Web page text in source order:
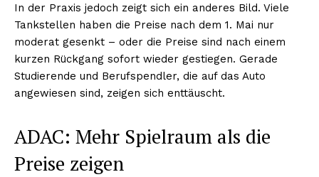
In der Praxis jedoch zeigt sich ein anderes Bild. Viele
Tankstellen haben die Preise nach dem 1. Mai nur
moderat gesenkt – oder die Preise sind nach einem
kurzen Rückgang sofort wieder gestiegen. Gerade
Studierende und Berufspendler, die auf das Auto
angewiesen sind, zeigen sich enttäuscht.
ADAC: Mehr Spielraum als die
Preise zeigen